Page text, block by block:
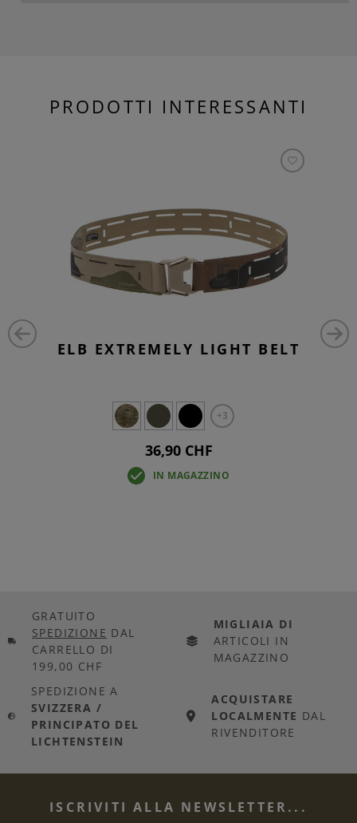
PRODOTTI INTERESSANTI
ELB EXTREMELY LIGHT BELT
+3
36,90 CHF
IN MAGAZZINO
GRATUITO
SPEDIZIONE DAL
CARRELLO DI
199,00 CHF
MIGLIAIA DI
ARTICOLI IN
MAGAZZINO
SPEDIZIONE A
SVIZZERA /
PRINCIPATO DEL
LICHTENSTEIN
ACQUISTARE
LOCALMENTE DAL
RIVENDITORE
ISCRIVITI ALLA NEWSLETTER...